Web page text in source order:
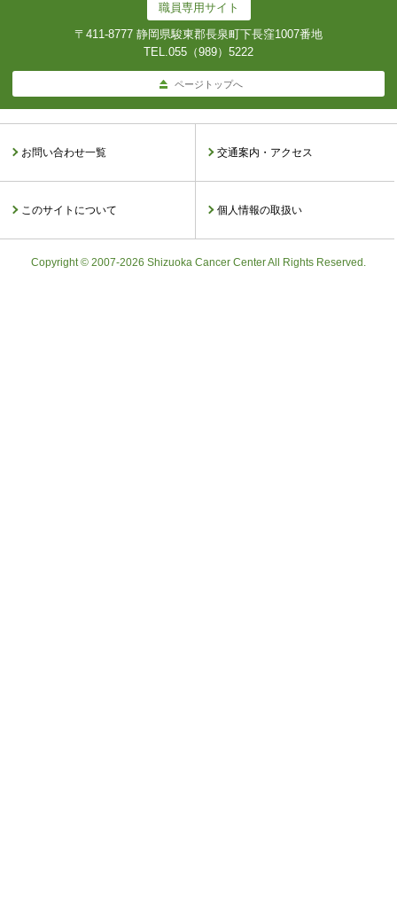
職員専用サイト
〒411-8777 静岡県駿東郡長泉町下長窪1007番地
TEL.055（989）5222
ページトップへ
お問い合わせ一覧 交通案内・アクセス
このサイトについて 個人情報の取扱い
Copyright © 2007-2026 Shizuoka Cancer Center All Rights Reserved.